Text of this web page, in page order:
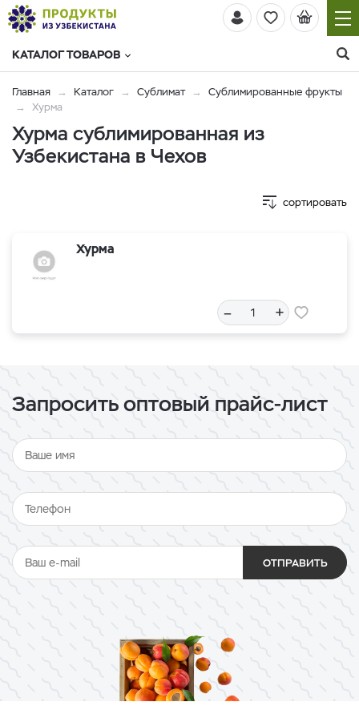
КАТАЛОГ ТОВАРОВ
Главная Каталог Сублимат
Сублимированные фрукты
Хурма
Хурма сублимированная из
Узбекистана в Чехов
сортировать
Хурма
– +
Запросить оптовый прайс-лист
ОТПРАВИТЬ